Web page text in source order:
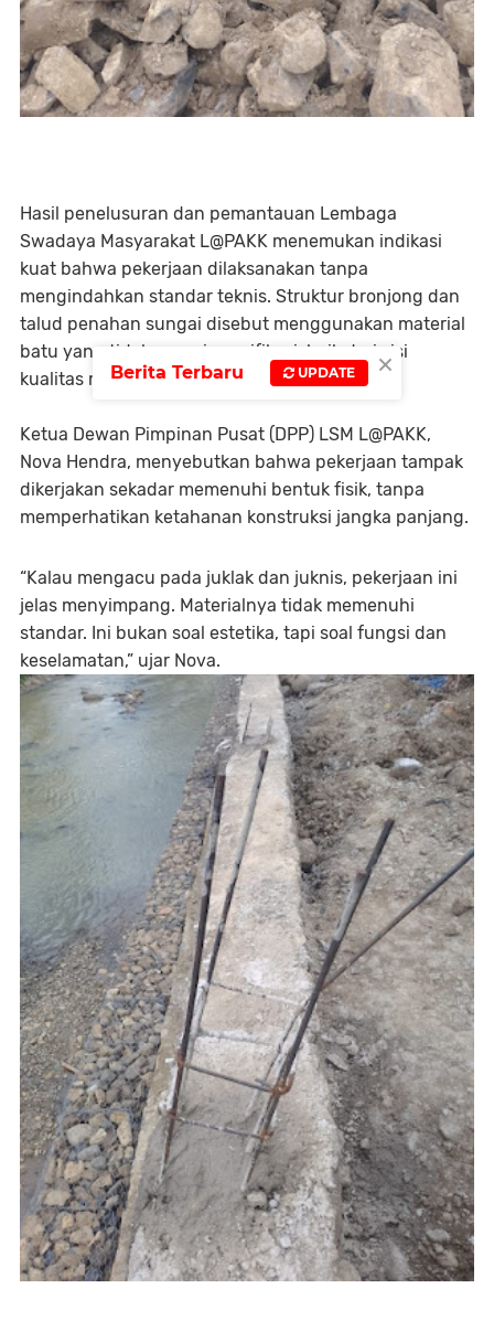
Hasil penelusuran dan pemantauan Lembaga
Swadaya Masyarakat L@PAKK menemukan indikasi
kuat bahwa pekerjaan dilaksanakan tanpa
mengindahkan standar teknis. Struktur bronjong dan
talud penahan sungai disebut menggunakan material
batu yang tidak sesuai spesifikasi, baik dari sisi
kualitas maupun ukuran.
Ketua Dewan Pimpinan Pusat (DPP) LSM L@PAKK,
Nova Hendra, menyebutkan bahwa pekerjaan tampak
dikerjakan sekadar memenuhi bentuk fisik, tanpa
memperhatikan ketahanan konstruksi jangka panjang.
“Kalau mengacu pada juklak dan juknis, pekerjaan ini
jelas menyimpang. Materialnya tidak memenuhi
standar. Ini bukan soal estetika, tapi soal fungsi dan
keselamatan,” ujar Nova.
×
Berita Terbaru UPDATE